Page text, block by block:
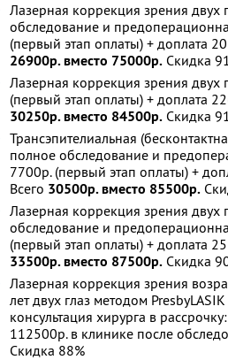
Лазерная коррекция зрения двух
обследование и
(первый этап оплаты) + доплата
26900р. вместо 75000р. Скидка
Лазерная коррекция зрения двух
(первый этап оплаты) + доплата
30250р. вместо 84500р. Скидка
Трансэпителиальная
полное обследование и
7700р. (первый этап оплаты) +
Всего 30500р. вместо 85500р.
Лазерная коррекция зрения двух
обследование и
(первый этап оплаты) + доплата
33500р. вместо 87500р. Скидка
Лазерная коррекция зрения
лет двух глаз методом
консультация хирурга в
112500р. в клинике после
Скидка 88%